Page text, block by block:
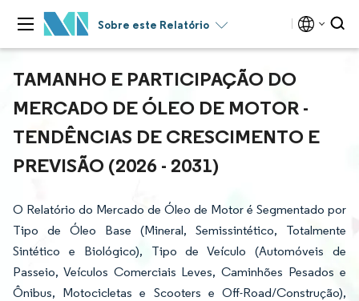
Sobre este Relatório
TAMANHO E PARTICIPAÇÃO DO
MERCADO DE ÓLEO DE MOTOR -
TENDÊNCIAS DE CRESCIMENTO E
PREVISÃO (2026 - 2031)
O Relatório do Mercado de Óleo de Motor é Segmentado por
Tipo de Óleo Base (Mineral, Semissintético, Totalmente
Sintético e Biológico), Tipo de Veículo (Automóveis de
Passeio, Veículos Comerciais Leves, Caminhões Pesados e
Ônibus, Motocicletas e Scooters e Off-Road/Construção),